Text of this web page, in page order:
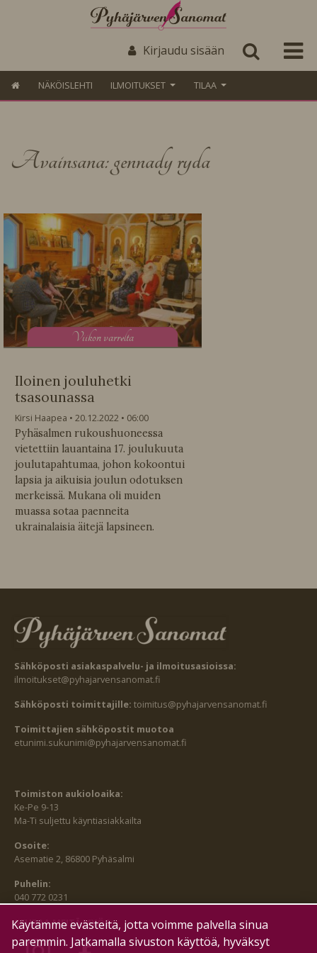
Kirjaudu sisään
NÄKÖISLEHTI ILMOITUKSET TILAA
Avainsana: gennady ryda
Viikon varrelta
Iloinen jouluhetki
tsasounassa
Kirsi Haapea 20.12.2022
06:00
Pyhäsalmen rukoushuoneessa
vietettiin lauantaina 17. joulukuuta
joulutapahtumaa, johon kokoontui
lapsia ja aikuisia joulun odotuksen
merkeissä. Mukana oli muiden
muassa sotaa paenneita
ukrainalaisia äitejä lapsineen.
Sähköposti asiakaspalvelu- ja ilmoitusasioissa:
ilmoitukset@pyhajarvensanomat.fi
Sähköposti toimittajille: toimitus@pyhajarvensanomat.fi
Toimittajien sähköpostit muotoa
etunimi.sukunimi@pyhajarvensanomat.fi
Toimiston aukioloaika:
Ke-Pe 9-13
Ma-Ti suljettu käyntiasiakkailta
Osoite:
Asematie 2, 86800 Pyhäsalmi
Puhelin:
040 772 0231
SEURAA MEITÄ MYÖS:
Käytämme evästeitä, jotta voimme palvella sinua
paremmin. Jatkamalla sivuston käyttöä, hyväksyt